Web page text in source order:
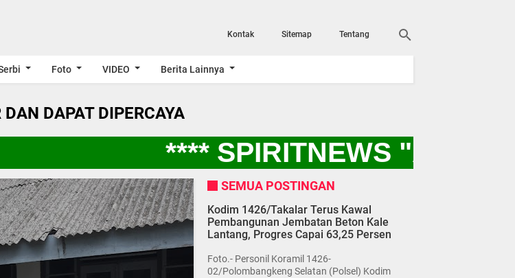
Kontak Sitemap Tentang
Foto VIDEO Berita Lainnya
DAPAT DIPERCAYA
**** SPIRITNEWS "AYO
SEMUA POSTINGAN
Kodim 1426/Takalar Terus Kawal
Pembangunan Jembatan Beton Kale
Lantang, Progres Capai 63,25 Persen
Foto.- Personil Koramil 1426-
02/Polombangkeng Selatan (Polsel) Kodim